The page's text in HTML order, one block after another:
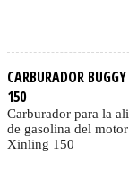
CARBURADOR
150
Carburador para la
de gasolina del
Xinling 150